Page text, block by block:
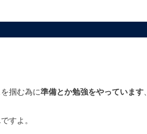
掴む為に準備とか勉強をやっています
すよ。